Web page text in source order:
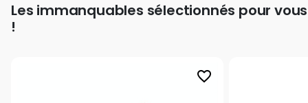
Les immanquables sélectionnés pour vous
!
favorite_border